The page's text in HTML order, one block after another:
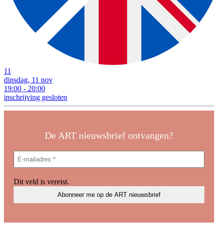
11
dinsdag, 11 nov
19:00 - 20:00
inschrijving gesloten
De ART nieuwsbrief ontvangen?
Dit veld is vereist.